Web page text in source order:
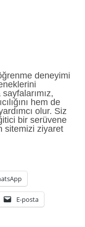
deneyimi
hem de
olur. Siz
bir serüvene
sitemizi ziyaret
E-posta